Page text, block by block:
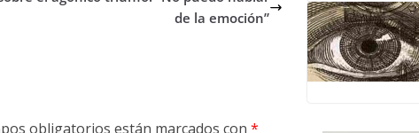
de la emoción”
obligatorios están marcados con *